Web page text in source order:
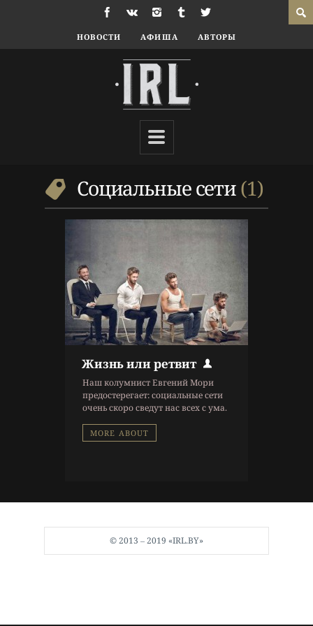
НОВОСТИ АФИША АВТОРЫ
Социальные сети 1
10 г. назад
Колумнистика,
Жизнь или ретвит
Наш колумнист Евгений Мори
предостерегает: социальные сети
очень скоро сведут нас всех с ума.
MORE ABOUT
© 2013 ‒ 2019 «IRL.BY»